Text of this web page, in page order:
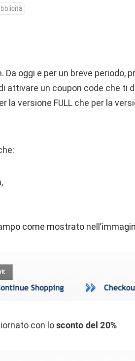
oggi e per un breve periodo,
attivare un coupon code che ti
la versione FULL che per la
,
come mostrato
con losconto del 20%